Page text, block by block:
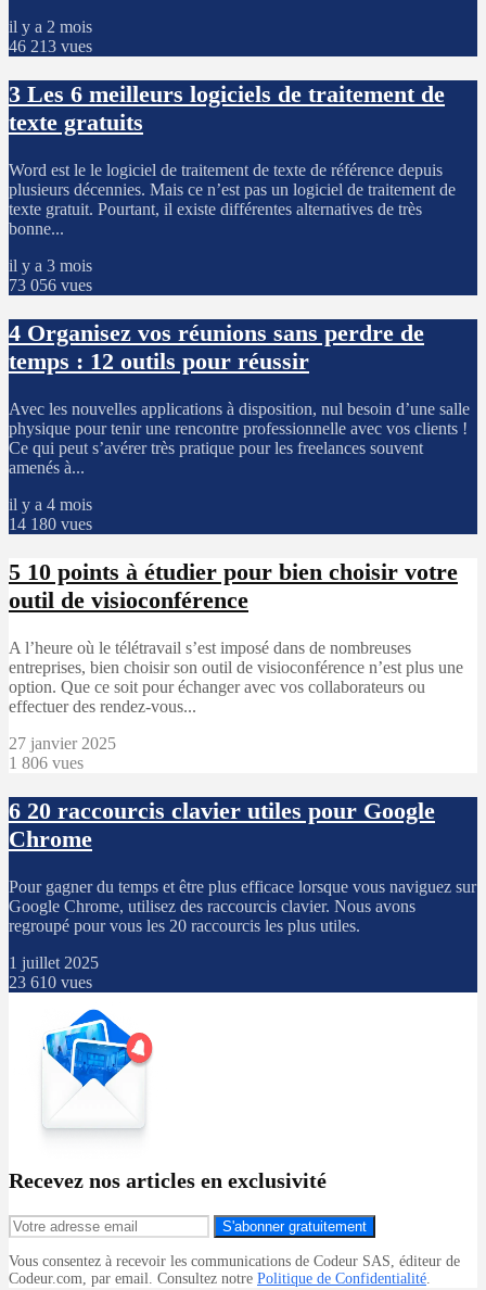
il y a 2 mois
46 213 vues
3 Les 6 meilleurs logiciels de traitement de
texte gratuits
Word est le le logiciel de traitement de texte de référence depuis
plusieurs décennies. Mais ce n’est pas un logiciel de traitement de
texte gratuit. Pourtant, il existe différentes alternatives de très
bonne...
il y a 3 mois
73 056 vues
4 Organisez vos réunions sans perdre de
temps : 12 outils pour réussir
Avec les nouvelles applications à disposition, nul besoin d’une salle
physique pour tenir une rencontre professionnelle avec vos clients !
Ce qui peut s’avérer très pratique pour les freelances souvent
amenés à...
il y a 4 mois
14 180 vues
5 10 points à étudier pour bien choisir votre
outil de visioconférence
A l’heure où le télétravail s’est imposé dans de nombreuses
entreprises, bien choisir son outil de visioconférence n’est plus une
option. Que ce soit pour échanger avec vos collaborateurs ou
effectuer des rendez-vous...
27 janvier 2025
1 806 vues
6 20 raccourcis clavier utiles pour Google
Chrome
Pour gagner du temps et être plus efficace lorsque vous naviguez sur
Google Chrome, utilisez des raccourcis clavier. Nous avons
regroupé pour vous les 20 raccourcis les plus utiles.
1 juillet 2025
23 610 vues
Recevez nos articles en exclusivité
S'abonner gratuitement
Vous consentez à recevoir les communications de Codeur SAS, éditeur de
Codeur.com, par email. Consultez notre Politique de Confidentialité